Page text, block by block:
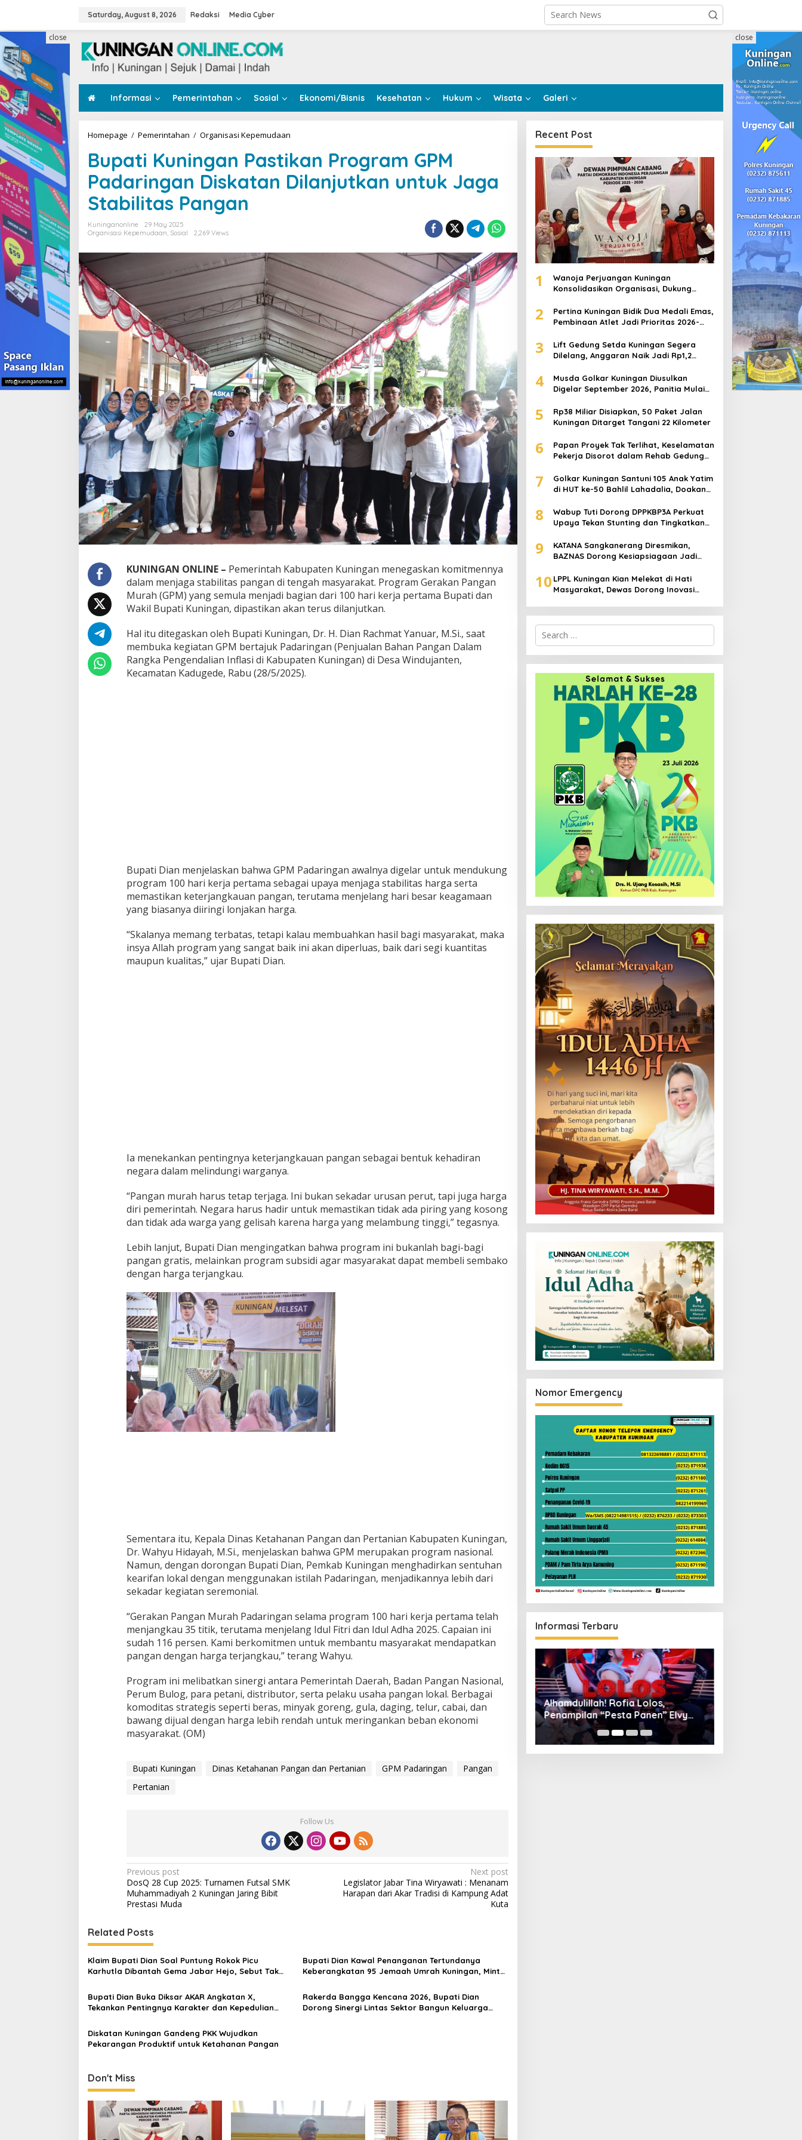
Saturday, August 8, 2026 Redaksi Media Cyber
Informasi Pemerintahan Sosial Ekonomi/Bisnis Kesehatan Hukum Wisata Galeri
close close
Homepage / Pemerintahan / Organisasi Kepemudaan
Pastikan
Program
GPM
Padaringan
Pangan
Bupati Kuningan Pastikan Program GPM
Padaringan Diskatan Dilanjutkan untuk Jaga
Stabilitas Pangan
Kuninganonline
29 May 2025
Organisasi Kepemudaan Sosial 2,269 Views
KUNINGAN ONLINE – Pemerintah Kabupaten Kuningan menegaskan komitmennya
dalam menjaga stabilitas pangan di tengah masyarakat. Program Gerakan Pangan
Murah (GPM) yang semula menjadi bagian dari 100 hari kerja pertama Bupati dan
Wakil Bupati Kuningan, dipastikan akan terus dilanjutkan.
Hal itu ditegaskan oleh Bupati Kuningan, Dr. H. Dian Rachmat Yanuar, M.Si., saat
membuka kegiatan GPM bertajuk Padaringan (Penjualan Bahan Pangan Dalam
Rangka Pengendalian Inflasi di Kabupaten Kuningan) di Desa Windujanten,
Kecamatan Kadugede, Rabu (28/5/2025).
Bupati Dian menjelaskan bahwa GPM Padaringan awalnya digelar untuk mendukung
program 100 hari kerja pertama sebagai upaya menjaga stabilitas harga serta
memastikan keterjangkauan pangan, terutama menjelang hari besar keagamaan
yang biasanya diiringi lonjakan harga.
“Skalanya memang terbatas, tetapi kalau membuahkan hasil bagi masyarakat, maka
insya Allah program yang sangat baik ini akan diperluas, baik dari segi kuantitas
maupun kualitas,” ujar Bupati Dian.
Ia menekankan pentingnya keterjangkauan pangan sebagai bentuk kehadiran
negara dalam melindungi warganya.
“Pangan murah harus tetap terjaga. Ini bukan sekadar urusan perut, tapi juga harga
diri pemerintah. Negara harus hadir untuk memastikan tidak ada piring yang kosong
dan tidak ada warga yang gelisah karena harga yang melambung tinggi,” tegasnya.
Lebih lanjut, Bupati Dian mengingatkan bahwa program ini bukanlah bagi-bagi
pangan gratis, melainkan program subsidi agar masyarakat dapat membeli sembako
dengan harga terjangkau.
Sementara itu, Kepala Dinas Ketahanan Pangan dan Pertanian Kabupaten Kuningan,
Dr. Wahyu Hidayah, M.Si., menjelaskan bahwa GPM merupakan program nasional.
Namun, dengan dorongan Bupati Dian, Pemkab Kuningan menghadirkan sentuhan
kearifan lokal dengan menggunakan istilah Padaringan, menjadikannya lebih dari
sekadar kegiatan seremonial.
“Gerakan Pangan Murah Padaringan selama program 100 hari kerja pertama telah
menjangkau 35 titik, terutama menjelang Idul Fitri dan Idul Adha 2025. Capaian ini
sudah 116 persen. Kami berkomitmen untuk membantu masyarakat mendapatkan
pangan dengan harga terjangkau,” terang Wahyu.
Program ini melibatkan sinergi antara Pemerintah Daerah, Badan Pangan Nasional,
Perum Bulog, para petani, distributor, serta pelaku usaha pangan lokal. Berbagai
komoditas strategis seperti beras, minyak goreng, gula, daging, telur, cabai, dan
bawang dijual dengan harga lebih rendah untuk meringankan beban ekonomi
masyarakat. (OM)
Bupati Kuningan Dinas Ketahanan Pangan dan Pertanian GPM Padaringan
Pangan
Pertanian
Follow Us
Post
navigation
Previous post
DosQ 28 Cup 2025: Turnamen Futsal SMK
Muhammadiyah 2 Kuningan Jaring Bibit
Prestasi Muda
Next post
Legislator Jabar Tina Wiryawati : Menanam
Harapan dari Akar Tradisi di Kampung Adat
Kuta
Related Posts
Klaim Bupati Dian Soal Puntung Rokok Picu
Karhutla Dibantah Gema Jabar Hejo, Sebut Tak
Bupati Dian Kawal Penanganan Tertundanya
Keberangkatan 95 Jemaah Umrah Kuningan, Minta
Bupati Dian Buka Diksar AKAR Angkatan X,
Tekankan Pentingnya Karakter dan Kepedulian
Rakerda Bangga Kencana 2026, Bupati Dian
Dorong Sinergi Lintas Sektor Bangun Keluarga
Diskatan Kuningan Gandeng PKK Wujudkan
Pekarangan Produktif untuk Ketahanan Pangan
Don't Miss
Recent Post
1
Wanoja Perjuangan Kuningan
Konsolidasikan Organisasi, Dukung
2
Pertina Kuningan Bidik Dua Medali Emas,
Pembinaan Atlet Jadi Prioritas 2026-
3
Lift Gedung Setda Kuningan Segera
Dilelang, Anggaran Naik Jadi Rp1,2
4
Musda Golkar Kuningan Diusulkan
Digelar September 2026, Panitia Mulai
5
Rp38 Miliar Disiapkan, 50 Paket Jalan
Kuningan Ditarget Tangani 22 Kilometer
6
Papan Proyek Tak Terlihat, Keselamatan
Pekerja Disorot dalam Rehab Gedung
7
Golkar Kuningan Santuni 105 Anak Yatim
di HUT ke-50 Bahlil Lahadalia, Doakan
8
Wabup Tuti Dorong DPPKBP3A Perkuat
Upaya Tekan Stunting dan Tingkatkan
9
KATANA Sangkanerang Diresmikan,
BAZNAS Dorong Kesiapsiagaan Jadi
10 LPPL Kuningan Kian Melekat di Hati
Masyarakat, Dewas Dorong Inovasi
Search
for:
Nomor Emergency
Informasi Terbaru
LPPL Kuningan Kian Melekat di
Hati Masyarakat, Dewas Dorong
Inovasi Penyiaran Digital
Alhamdulillah! Rofia Lolos,
Penampilan “Pesta Panen” Elvy
Sukaesih Berbuah Manis